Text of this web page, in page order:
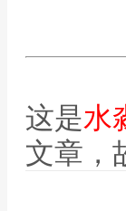
这是水
文章，